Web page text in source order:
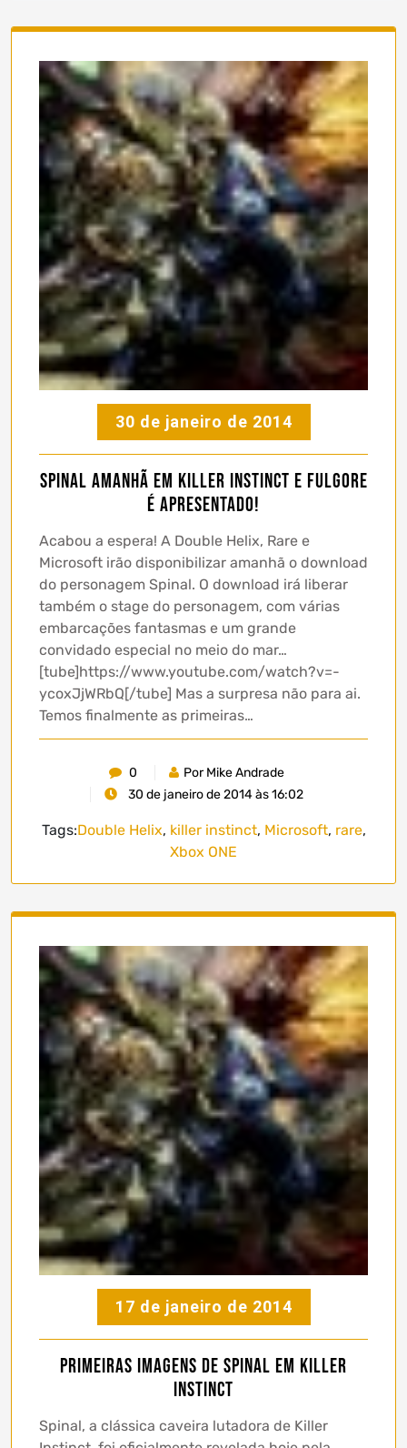
30 de janeiro de 2014
Spinal amanhã em Killer Instinct e Fulgore
é apresentado!
Acabou a espera! A Double Helix, Rare e
Microsoft irão disponibilizar amanhã o download
do personagem Spinal. O download irá liberar
também o stage do personagem, com várias
embarcações fantasmas e um grande
convidado especial no meio do mar…
[tube]https://www.youtube.com/watch?v=-
ycoxJjWRbQ[/tube] Mas a surpresa não para ai.
Temos finalmente as primeiras…
0
Por Mike Andrade
30 de janeiro de 2014 às 16:02
Tags:Double Helix, killer instinct, Microsoft, rare,
Xbox ONE
17 de janeiro de 2014
Primeiras imagens de Spinal em Killer
Instinct
Spinal, a clássica caveira lutadora de Killer